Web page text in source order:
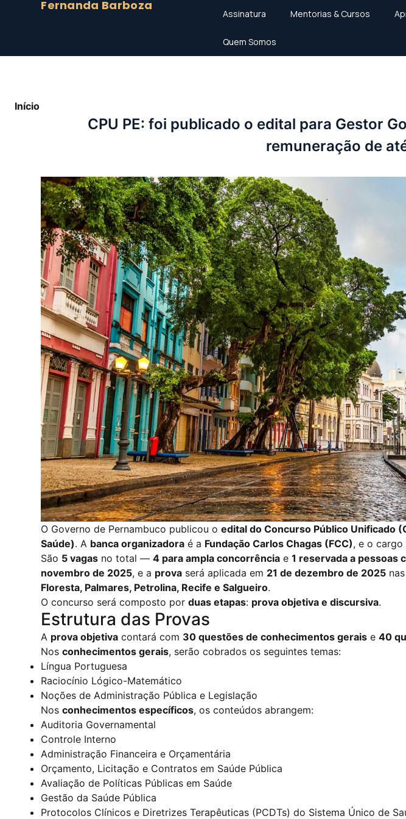
Fernanda Barboza
Assinatura Mentorias & Cursos
Quem Somos
Início
CPU PE: foi publicado o edital para Gestor
remuneração de
O Governo de Pernambuco publicou oedital do Concurso Público Unificado
Saúde). A banca organizadora é a Fundação Carlos Chagas (FCC), e o
São 5 vagas no total —4 para ampla concorrência e1 reservada a pessoas
novembro de 2025, e a prova será aplicada em 21 de dezembro de 2025
Floresta, Palmares, Petrolina, Recife e Salgueiro.
O concurso será composto porduas etapas: prova objetiva e discursiva.
Estrutura das Provas
A prova objetiva contará com 30 questões de conhecimentos gerais e40
Nosconhecimentos gerais, serão cobrados os seguintes temas:
Língua Portuguesa
Raciocínio Lógico-Matemático
Noções de Administração Pública e Legislação
Nosconhecimentos específicos, os conteúdos abrangem:
Auditoria Governamental
Controle Interno
Administração Financeira e Orçamentária
Orçamento, Licitação e Contratos em Saúde Pública
Avaliação de Políticas Públicas em Saúde
Gestão da Saúde Pública
Protocolos Clínicos e Diretrizes Terapêuticas (PCDTs) do Sistema Único de